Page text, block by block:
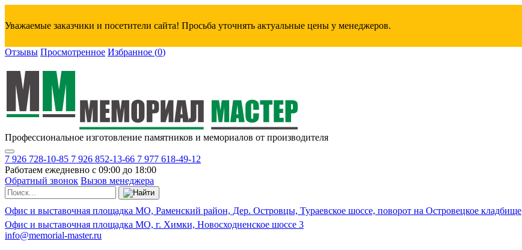
Уважаемые заказчики и посетители сайта! Просьба уточнять актуальные цены у менеджеров.
Отзывы Просмотренное Избранное (0)
Профессиональное изготовление памятников и мемориалов от производителя
7 926 728-10-85 7 926 852-13-66 7 977 618-49-12
Работаем ежедневно с 09:00 до 18:00
Обратный звонок Вызов менеджера
Офис и выставочная площадка МО, Раменский район, Дер. Островцы, Тураевское шоссе, поворот на Островецкое кладбище
Офис и выставочная площадка МО, г. Химки, Новосходненское шоссе 3
info@memorial-master.ru